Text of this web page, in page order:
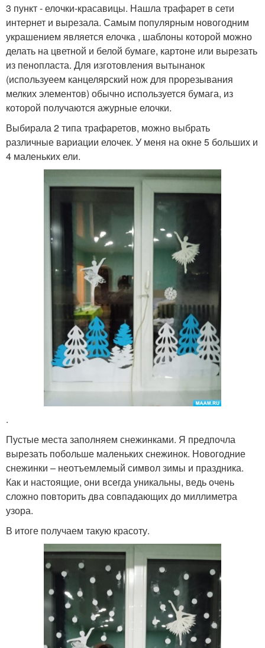
3 пункт - елочки-красавицы. Нашла трафарет в сети
интернет и вырезала. Самым популярным новогодним
украшением является елочка , шаблоны которой можно
делать на цветной и белой бумаге, картоне или вырезать
из пенопласта. Для изготовления вытынанок
(используеем канцелярский нож для прорезывания
мелких элементов) обычно используется бумага, из
которой получаются ажурные елочки.
Выбирала 2 типа трафаретов, можно выбрать
различные вариации елочек. У меня на окне 5 больших и
4 маленьких ели.
.
Пустые места заполняем снежинками. Я предпочла
вырезать побольше маленьких снежинок. Новогодние
снежинки – неотъемлемый символ зимы и праздника.
Как и настоящие, они всегда уникальны, ведь очень
сложно повторить два совпадающих до миллиметра
узора.
В итоге получаем такую красоту.